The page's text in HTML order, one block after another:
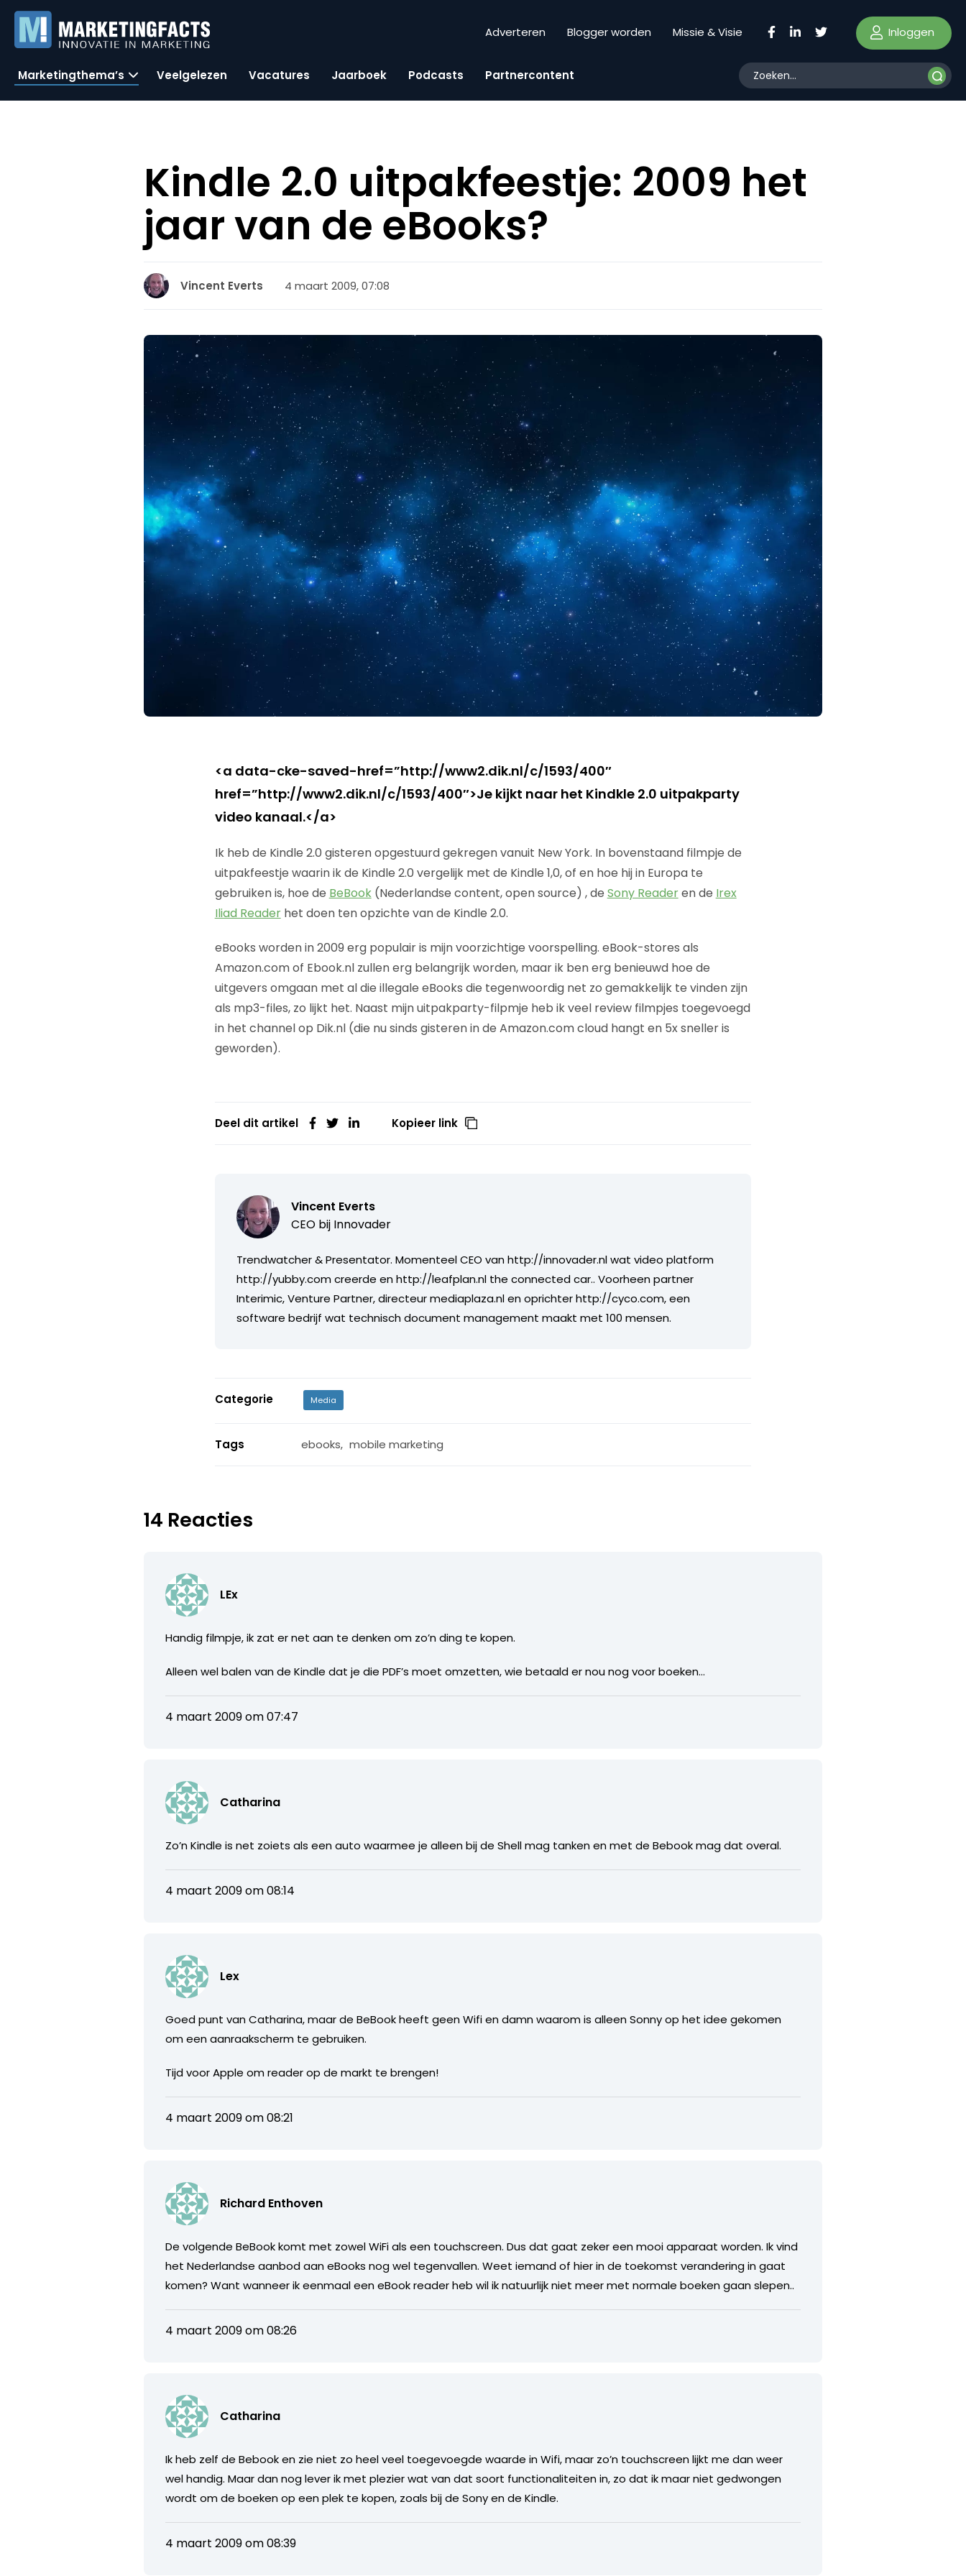
Adverteren Blogger worden Missie & Visie Inloggen
Marketingthema’s Veelgelezen Vacatures Jaarboek Podcasts Partnercontent
Kindle 2.0 uitpakfeestje: 2009 het
jaar van de eBooks?
Vincent Everts 4 maart 2009, 07:08
<a data-cke-saved-href=”http://www2.dik.nl/c/1593/400″
href=”http://www2.dik.nl/c/1593/400″>Je kijkt naar het Kindkle 2.0 uitpakparty
video kanaal.</a>
Ik heb de Kindle 2.0 gisteren opgestuurd gekregen vanuit New York. In bovenstaand filmpje de
uitpakfeestje waarin ik de Kindle 2.0 vergelijk met de Kindle 1,0, of en hoe hij in Europa te
gebruiken is, hoe de BeBook(Nederlandse content, open source) , de Sony Readeren de Irex
Iliad Readerhet doen ten opzichte van de Kindle 2.0.
eBooks worden in 2009 erg populair is mijn voorzichtige voorspelling. eBook-stores als
Amazon.com of Ebook.nl zullen erg belangrijk worden, maar ik ben erg benieuwd hoe de
uitgevers omgaan met al die illegale eBooks die tegenwoordig net zo gemakkelijk te vinden zijn
als mp3-files, zo lijkt het. Naast mijn uitpakparty-filpmje heb ik veel review filmpjes toegevoegd
in het channel op Dik.nl (die nu sinds gisteren in de Amazon.com cloud hangt en 5x sneller is
geworden).
Deel dit artikel Kopieer link
Vincent Everts
CEO bij Innovader
Trendwatcher & Presentator. Momenteel CEO van http://innovader.nl wat video platform
http://yubby.com creerde en http://leafplan.nl the connected car.. Voorheen partner
Interimic, Venture Partner, directeur mediaplaza.nl en oprichter http://cyco.com, een
software bedrijf wat technisch document management maakt met 100 mensen.
Categorie Media
Tags ebooks, mobile marketing
14 Reacties
LEx
Handig filmpje, ik zat er net aan te denken om zo’n ding te kopen.
Alleen wel balen van de Kindle dat je die PDF’s moet omzetten, wie betaald er nou nog voor boeken…
4 maart 2009 om 07:47
Catharina
Zo’n Kindle is net zoiets als een auto waarmee je alleen bij de Shell mag tanken en met de Bebook mag dat overal.
4 maart 2009 om 08:14
Lex
Goed punt van Catharina, maar de BeBook heeft geen Wifi en damn waarom is alleen Sonny op het idee gekomen
om een aanraakscherm te gebruiken.
Tijd voor Apple om reader op de markt te brengen!
4 maart 2009 om 08:21
Richard Enthoven
De volgende BeBook komt met zowel WiFi als een touchscreen. Dus dat gaat zeker een mooi apparaat worden. Ik vind
het Nederlandse aanbod aan eBooks nog wel tegenvallen. Weet iemand of hier in de toekomst verandering in gaat
komen? Want wanneer ik eenmaal een eBook reader heb wil ik natuurlijk niet meer met normale boeken gaan slepen..
4 maart 2009 om 08:26
Catharina
Ik heb zelf de Bebook en zie niet zo heel veel toegevoegde waarde in Wifi, maar zo’n touchscreen lijkt me dan weer
wel handig. Maar dan nog lever ik met plezier wat van dat soort functionaliteiten in, zo dat ik maar niet gedwongen
wordt om de boeken op een plek te kopen, zoals bij de Sony en de Kindle.
4 maart 2009 om 08:39